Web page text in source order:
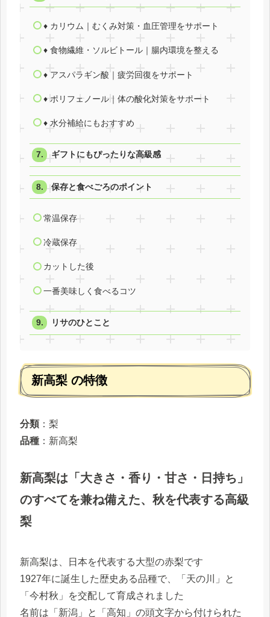
♦ カリウム｜むくみ対策・血圧管理をサポート
♦ 食物繊維・ソルビトール｜腸内環境を整える
♦ アスパラギン酸｜疲労回復をサポート
♦ ポリフェノール｜体の酸化対策をサポート
♦ 水分補給にもおすすめ
ギフトにもぴったりな高級感
保存と食べごろのポイント
常温保存
冷蔵保存
カットした後
一番美味しく食べるコツ
リサのひとこと
新高梨 の特徴
分類 ：梨
品種 ：新高梨
新高梨は「大きさ・香り・甘さ・日持ち」
のすべてを兼ね備えた、秋を代表する高級
梨
新高梨は、日本を代表する大型の赤梨です
1927年に誕生した歴史ある品種で、「天の川」と
「今村秋」を交配して育成されました
名前は「新潟」と「高知」の頭文字から付けられた